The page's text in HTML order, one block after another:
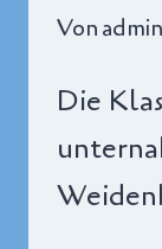
Vonadmin
Die